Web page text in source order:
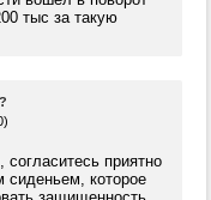
тыс за такую
приятно
которое